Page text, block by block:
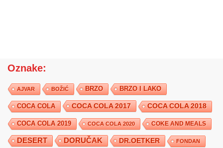
Oznake:
AJVAR BOŽIĆ BRZO BRZO I LAKO
COCA COLA COCA COLA 2017 COCA COLA 2018
COCA COLA 2019 COCA COLA 2020 COKE AND MEALS
DESERT DORUČAK DR.OETKER FONDAN